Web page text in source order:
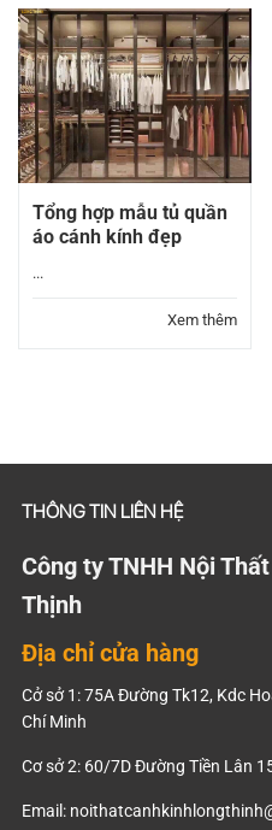
Tổng hợp mẫu tủ quần
áo cánh kính đẹp
...
Xem thêm
THÔNG TIN LIÊN HỆ
Công ty TNHH Nội
Thịnh
Địa chỉ cửa hàng
Cở sở 1: 75A Đường Tk12, Kdc
Chí Minh
Cơ sở 2: 60/7D Đường Tiền Lân
Email: